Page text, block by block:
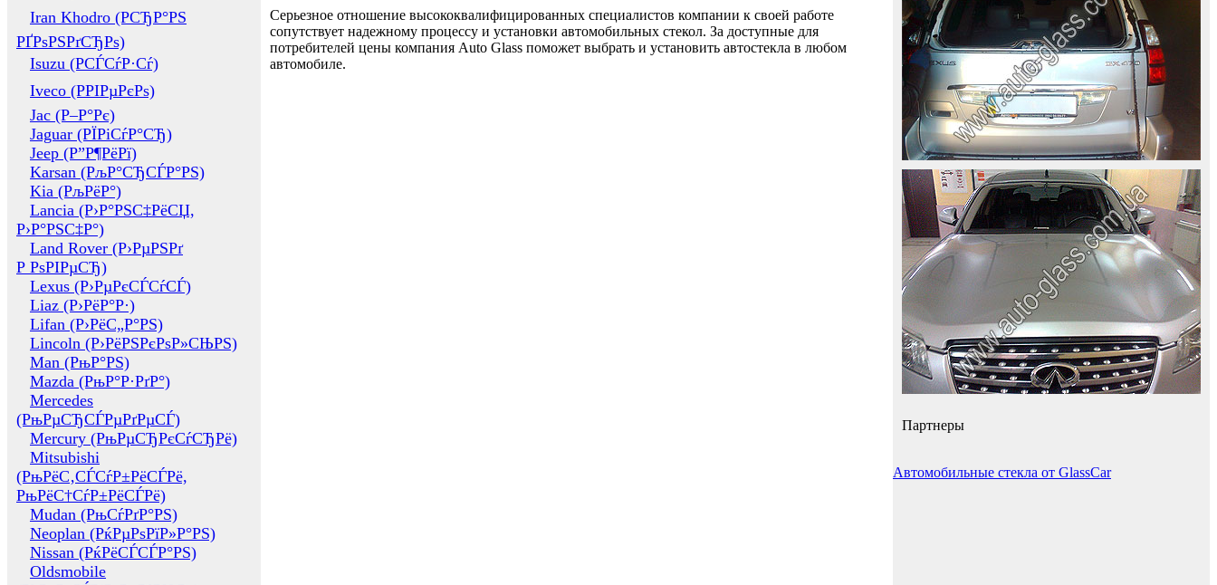
Iran Khodro (РСЂР°РЅ
РҐРѕРЅРґСЂРѕ)
Isuzu (РСЃСѓР·Сѓ)
Iveco (РРІРµРєРѕ)
Jac (Р–Р°Рє)
Jaguar (РЇРіСѓР°СЂ)
Jeep (Р”Р¶РёРї)
Karsan (РљР°СЂСЃР°РЅ)
Kia (РљРёР°)
Lancia (Р›Р°РЅС‡РёСЏ,
Р›Р°РЅС‡Р°)
Land Rover (Р›РµРЅРґ
Р РѕРІРµСЂ)
Lexus (Р›РµРєСЃСѓСЃ)
Liaz (Р›РёР°Р·)
Lifan (Р›РёС„Р°РЅ)
Lincoln (Р›РёРЅРєРѕР»СЊРЅ)
Man (РњР°РЅ)
Mazda (РњР°Р·РґР°)
Mercedes
(РњРµСЂСЃРµРґРµСЃ)
Mercury (РњРµСЂРєСѓСЂРё)
Mitsubishi
(РњРёС‚СЃСѓР±РёСЃРё,
РњРёС†СѓР±РёСЃРё)
Mudan (РњСѓРґР°РЅ)
Neoplan (РќРµРѕРїР»Р°РЅ)
Nissan (РќРёСЃСЃР°РЅ)
Oldsmobile
Серьезное отношение высококвалифицированных специалистов компании к своей работе
сопутствует надежному процессу и установки автомобильных стекол. За доступные для
потребителей цены компания Auto Glass поможет выбрать и установить автостекла в любом
автомобиле.
Партнеры
Автомобильные стекла от GlassCar